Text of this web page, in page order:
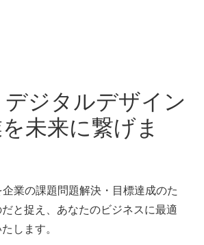
ジタルデザイン
未来に繋げま
業の課題問題解決・目標達成のた
と捉え、あなたのビジネスに最適
します。